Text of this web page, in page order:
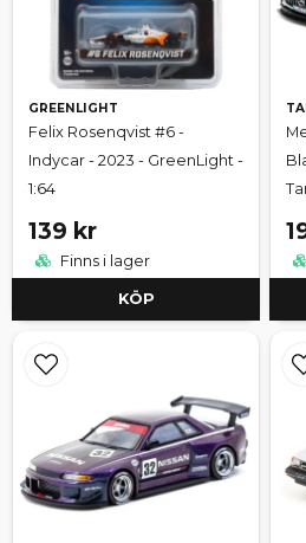
GREENLIGHT
Felix Rosenqvist #6 -
Indycar - 2023 - GreenLight -
1:64
139 kr
Finns i lager
KÖP